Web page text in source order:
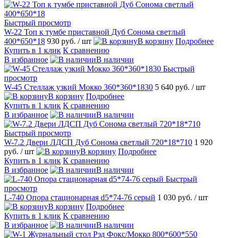
Быстрый просмотр
W-22 Топ к тумбе приставной Дуб Сонома светлый
400*650*18 930 руб. / шт В корзину Подробнее
Купить в 1 клик К сравнению
В избранное
В наличии
Быстрый
просмотр
W-45 Стеллаж узкий Мокко 360*360*1830 5 640 руб. / шт
В корзину Подробнее
Купить в 1 клик К сравнению
В избранное
В наличии
Быстрый просмотр
W-7.2 Двери ЛДСП Дуб Сонома светлый 720*18*710 1 920
руб. / шт В корзину Подробнее
Купить в 1 клик К сравнению
В избранное
В наличии
Быстрый
просмотр
L-740 Опора стационарная d5*74-76 серый 1 030 руб. / шт
В корзину Подробнее
Купить в 1 клик К сравнению
В избранное
В наличии